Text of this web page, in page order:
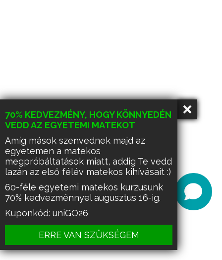
70% KEDVEZMÉNY, HOGY KÖNNYEDÉN
VEDD AZ EGYETEMI MATEKOT
Amíg mások szenvednek majd az
egyetemen a matekos
megpróbáltatások miatt, addig Te vedd
lazán az első félév matekos kihívásait :)
60-féle egyetemi matekos kurzusunk
70% kedvezménnyel augusztus 16-ig.
Kuponkód: uniGO26
ERRE VAN SZÜKSÉGEM